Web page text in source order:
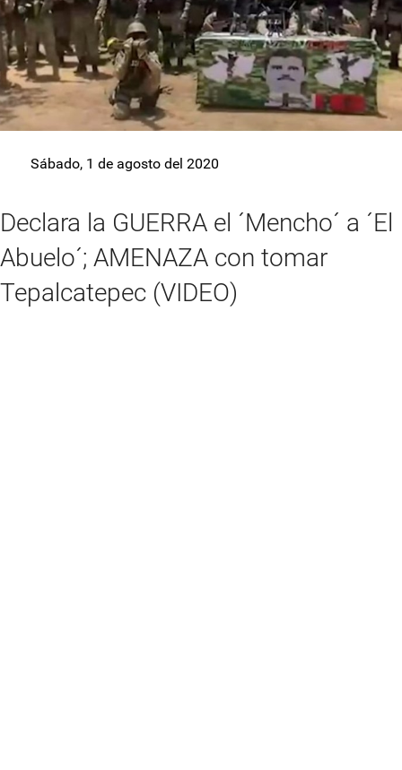
Sábado, 1 de agosto del 2020
Declara la GUERRA el ´Mencho´ a ´El
Abuelo´; AMENAZA con tomar
Tepalcatepec (VIDEO)